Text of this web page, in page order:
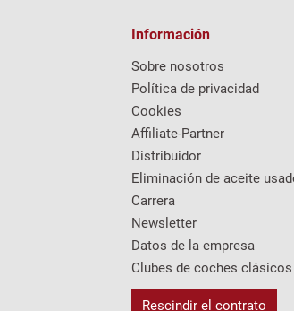
Información
Sobre nosotros
Política de privacidad
Cookies
Affiliate-Partner
Distribuidor
Eliminación de aceite
Carrera
Newsletter
Datos de la empresa
Clubes de coches
Rescindir el contrato